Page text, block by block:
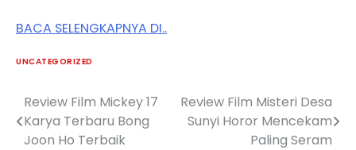
BACA SELENGKAPNYA DI..
UNCATEGORIZED
Post
navigation
Review Film Mickey 17
Karya Terbaru Bong
Joon Ho Terbaik
Review Film Misteri Desa
Sunyi Horor Mencekam
Paling Seram